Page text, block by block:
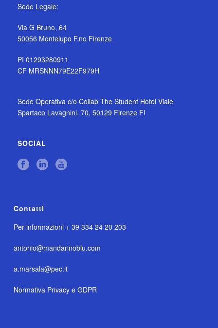
Sede Legale:
Via G Bruno, 64
50056 Montelupo F.no Firenze
PI 01293280911
CF MRSNNN79E22F979H
Sede Operativa c/o Collab The Student Hotel Viale
Spartaco Lavagnini, 70, 50129 Firenze FI
SOCIAL
Contatti
Per informazioni + 39 334 24 20 203
antonio@mandarinoblu.com
a.marsala@pec.it
Normativa Privacy e GDPR